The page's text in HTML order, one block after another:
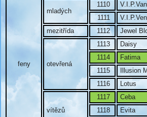
feny
mladých
1110
1111
mezitřída
1112 Jewel
otevřená
1113
Daisy
1114
Fatima
1115
Illusion
1116
Lotus
vítězů
1117
Ceba
1118
Evita